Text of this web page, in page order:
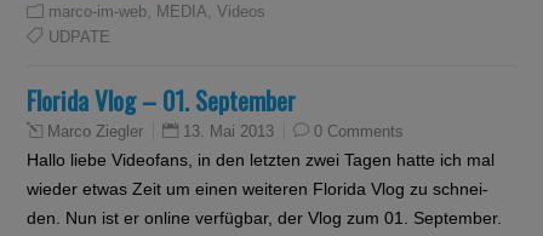
marco-im-web
MEDIA ,Videos
UDPATE
Florida Vlog – 01. September
Marco Ziegler 13. Mai 2013 0 Comments
Hallo liebe Videofans, in den letzten zwei Tagen hatte ich mal
wieder etwas Zeit um einen weiteren Florida Vlog zu schnei-
den. Nun ist er online verfügbar, der Vlog zum 01. September.